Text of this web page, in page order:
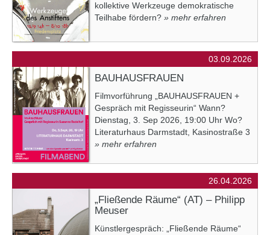
kollektive Werkzeuge demokratische
Teilhabe fördern? » mehr erfahren
03.09.2026
BAUHAUSFRAUEN
Filmvorführung „BAUHAUSFRAUEN +
Gespräch mit Regisseurin“ Wann?
Dienstag, 3. Sep 2026, 19:00 Uhr Wo?
Literaturhaus Darmstadt, Kasinostraße 3
» mehr erfahren
26.04.2026
„Fließende Räume“ (AT) – Philipp
Meuser
Künstlergespräch: „Fließende Räume“